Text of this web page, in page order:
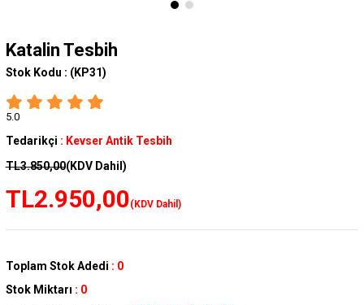
Katalin Tesbih
Stok Kodu : (KP31)
5.0
Tedarikçi : Kevser Antik Tesbih
TL3.850,00(KDV Dahil)
TL2.950,00(KDV Dahil)
Toplam Stok Adedi : 0
Stok Miktarı : 0